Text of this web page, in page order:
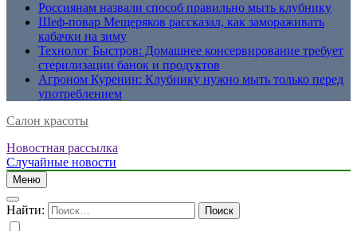
Россиянам назвали способ правильно мыть клубнику
Шеф-повар Мещеряков рассказал, как замораживать
кабачки на зиму
Технолог Быстров: Домашнее консервирование требует
стерилизации банок и продуктов
Агроном Куренин: Клубнику нужно мыть только перед
употреблением
Салон красоты
Новостная рассылка
Случайные новости
Меню
Найти: